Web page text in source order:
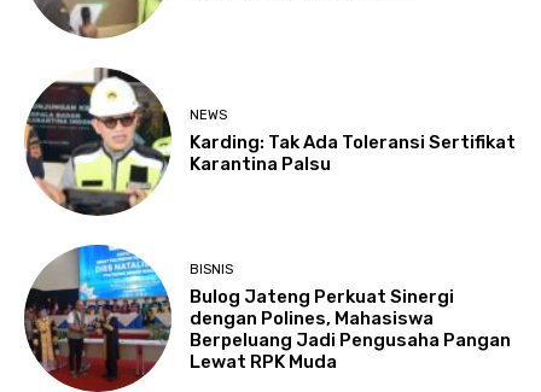
NEWS
Karding: Tak Ada Toleransi Sertifikat
Karantina Palsu
BISNIS
Bulog Jateng Perkuat Sinergi
dengan Polines, Mahasiswa
Berpeluang Jadi Pengusaha Pangan
Lewat RPK Muda